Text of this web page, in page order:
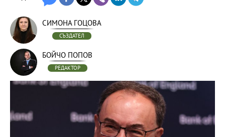
СИМОНА ГОЦОВА
СЪЗДАТЕЛ
БОЙЧО ПОПОВ
РЕДАКТОР